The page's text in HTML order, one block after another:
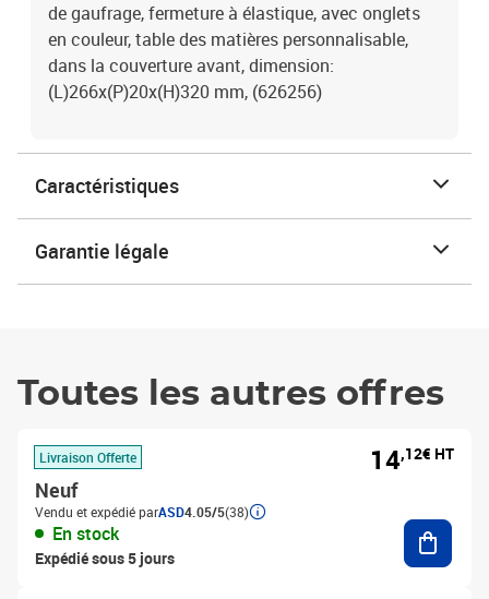
de gaufrage, fermeture à élastique, avec onglets
en couleur, table des matières personnalisable,
dans la couverture avant, dimension:
(L)266x(P)20x(H)320 mm, (626256)
Caractéristiques
Garantie légale
Toutes les autres offres
Livraison Offerte
Neuf
Vendu et expédié parASD4.05/5(38)
En stock
Expédié sous 5 jours
14,12€ HT